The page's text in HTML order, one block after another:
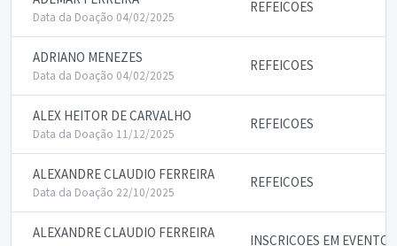
Data da Doação 04/02/2025
REFEICOES
ADRIANO MENEZES
Data da Doação 04/02/2025
REFEICOES
ALEX HEITOR DE CARVALHO
Data da Doação 11/12/2025
REFEICOES
ALEXANDRE CLAUDIO FERREIRA
Data da Doação 22/10/2025
REFEICOES
ALEXANDRE CLAUDIO FERREIRA INSCRICOES EM EVENTOS